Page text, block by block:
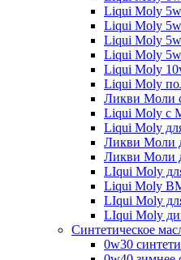
Liqui Moly
Liqui Moly
Liqui Moly
Liqui Moly
Liqui Moly
Liqui Moly
Ликви Моли
Liqui Moly с
Liqui Moly
Ликви Моли
Ликви Моли
LIqui Moly
Liqui Moly
LIqui Moly
LIqui Moly
Синтетическое
0w30